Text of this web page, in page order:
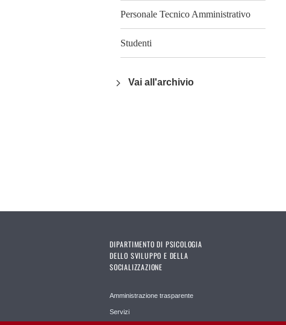
Personale Tecnico Amministrativo
Studenti
Vai all'archivio
DIPARTIMENTO DI PSICOLOGIA
DELLO SVILUPPO E DELLA
SOCIALIZZAZIONE
Amministrazione trasparente
Servizi